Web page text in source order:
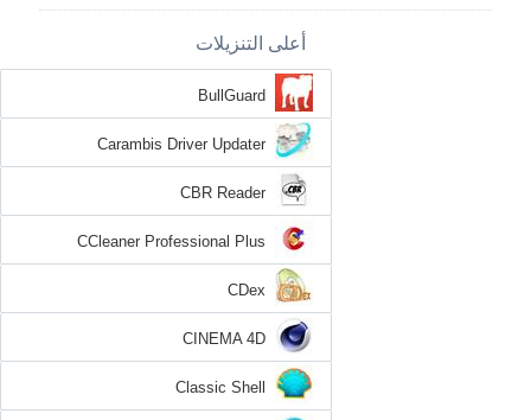
أعلى التنزيلات
BullGuard
Carambis Driver Updater
CBR Reader
CCleaner Professional Plus
CDex
CINEMA 4D
Classic Shell